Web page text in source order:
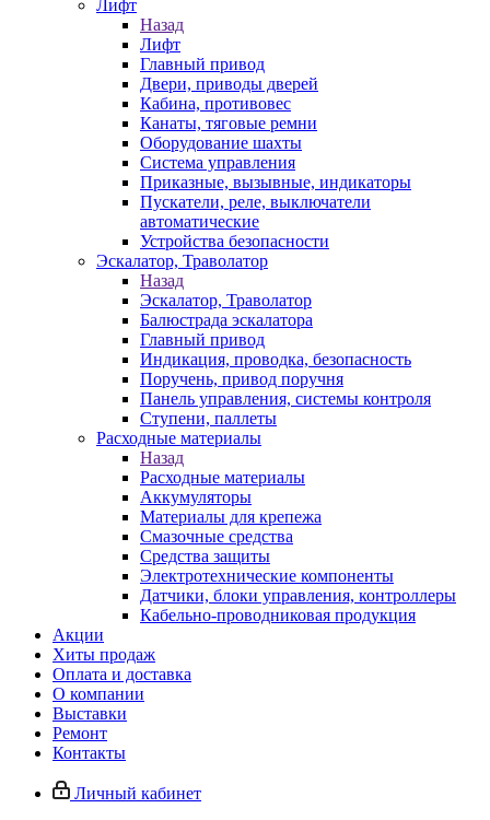
Лифт
Назад
Лифт
Главный привод
Двери, приводы дверей
Кабина, противовес
Канаты, тяговые ремни
Оборудование шахты
Система управления
Приказные, вызывные, индикаторы
Пускатели, реле, выключатели
автоматические
Устройства безопасности
Эскалатор, Траволатор
Назад
Эскалатор, Траволатор
Балюстрада эскалатора
Главный привод
Индикация, проводка, безопасность
Поручень, привод поручня
Панель управления, системы контроля
Ступени, паллеты
Расходные материалы
Назад
Расходные материалы
Аккумуляторы
Материалы для крепежа
Смазочные средства
Средства защиты
Электротехнические компоненты
Датчики, блоки управления, контроллеры
Кабельно-проводниковая продукция
Акции
Хиты продаж
Оплата и доставка
О компании
Выставки
Ремонт
Контакты
Личный кабинет